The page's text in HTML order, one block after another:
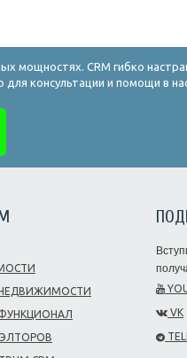
мощностях. CRM гибко
для консультации и помощи в
НЕДВИЖИМОСТИ
VK